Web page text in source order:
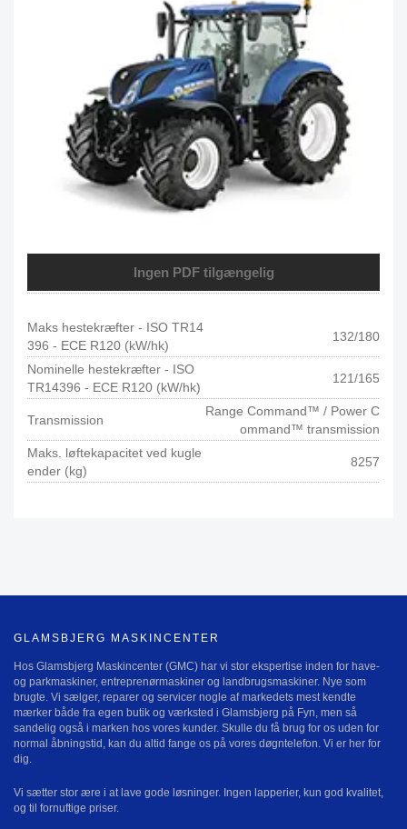
Ingen PDF tilgængelig
Maks hestekræfter - ISO TR14
396 - ECE R120 (kW/hk)
132/180
Nominelle hestekræfter - ISO
TR14396 - ECE R120 (kW/hk)
121/165
Transmission
Range Command™ / Power C
ommand™ transmission
Maks. løftekapacitet ved kugle
ender (kg)
8257
GLAMSBJERG MASKINCENTER
Hos Glamsbjerg Maskincenter (GMC) har vi stor ekspertise inden for have-
og parkmaskiner, entreprenørmaskiner og landbrugsmaskiner. Nye som
brugte. Vi sælger, reparer og servicer nogle af markedets mest kendte
mærker både fra egen butik og værksted i Glamsbjerg på Fyn, men så
sandelig også i marken hos vores kunder. Skulle du få brug for os uden for
normal åbningstid, kan du altid fange os på vores døgntelefon. Vi er her for
dig.
Vi sætter stor ære i at lave gode løsninger. Ingen lapperier, kun god kvalitet,
og til fornuftige priser.